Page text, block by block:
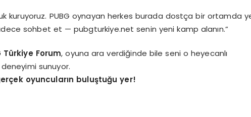
kuruyoruz. PUBG oynayan herkes burada dostça bir ortamda
sohbet et — pubgturkiye.net senin yeni kamp alanın.”
Türkiye Forum, oyuna ara verdiğinde bile seni o heyecanlı
sunuyor.
oyuncuların buluştuğu yer!